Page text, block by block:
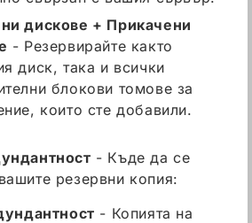
дискове + Прикачени
- Резервирайте както
диск, така и всички
блокови томове за
които сте добавили.
- Къде да се
резервни копия:
- Копията на